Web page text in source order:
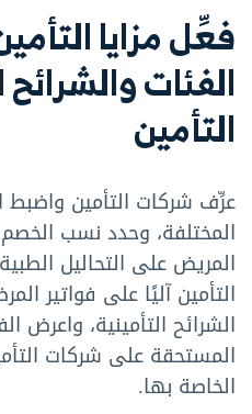
فعِّل مزايا
الفئات
التأمين
عرِّف شركات التأمين واضبط
المختلفة، وحدد نسب
المريض على التحاليل
التأمين آليًا على فواتير
الشرائح التأمينية، واعرض
المستحقة على شركات
الخاصة بها.